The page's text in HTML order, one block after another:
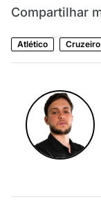
Compartilhar
Atlético Cruzeiro